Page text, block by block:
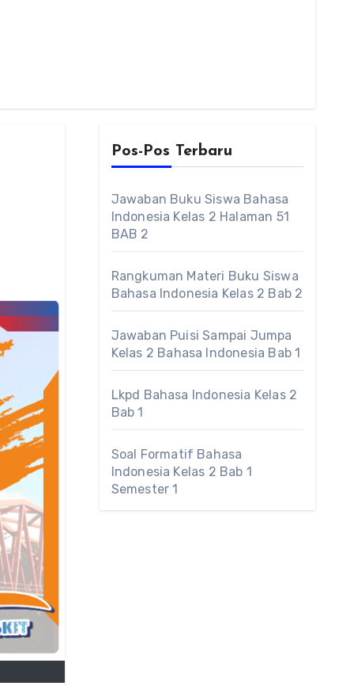
Pos-Pos Terbaru
Jawaban Buku Siswa Bahasa
Indonesia Kelas 2 Halaman 51
BAB 2
Rangkuman Materi Buku Siswa
Bahasa Indonesia Kelas 2 Bab 2
Jawaban Puisi Sampai Jumpa
Kelas 2 Bahasa Indonesia Bab 1
Lkpd Bahasa Indonesia Kelas 2
Bab 1
Soal Formatif Bahasa
Indonesia Kelas 2 Bab 1
Semester 1